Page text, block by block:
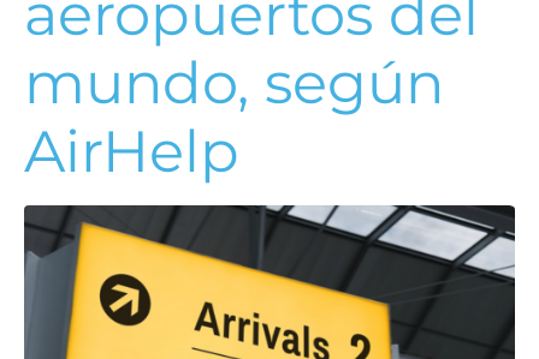
aeropuertos del
mundo, según
AirHelp